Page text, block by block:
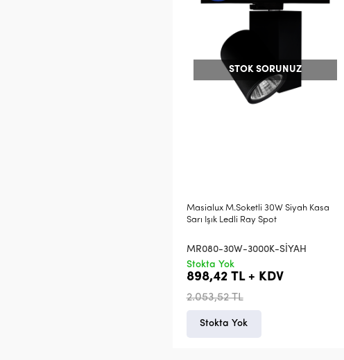
STOK SORUNUZ
Masialux M.Soketli 30W Siyah Kasa
Sarı Işık Ledli Ray Spot
MR080-30W-3000K-SİYAH
Stokta Yok
898,42 TL + KDV
2.053,52 TL
Stokta Yok